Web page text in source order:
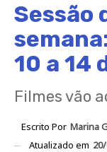
Sessão
10 a 14
Filmes vão
Escrito Por Marina
Atualizado em